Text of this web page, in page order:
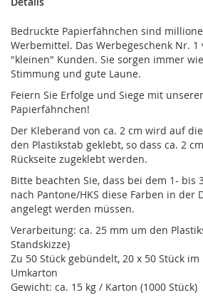
Bedruckte Papierfähnchen sind
Werbemittel. Das Werbegeschenk Nr.
"kleinen" Kunden. Sie sorgen immer
Stimmung und gute Laune.
Feiern Sie Erfolge und Siege mit
Papierfähnchen!
Der Kleberand von ca. 2 cm wird auf
den Plastikstab geklebt, so dass ca. 2
Rückseite zugeklebt werden.
Bitte beachten Sie, dass bei dem 1- bis
nach Pantone/HKS diese Farben in der
angelegt werden müssen.
Verarbeitung: ca. 25 mm um den
Standskizze)
Zu 50 Stück gebündelt, 20 x 50 Stück im
Umkarton
Gewicht: ca. 15 kg / Karton (1000 Stück)